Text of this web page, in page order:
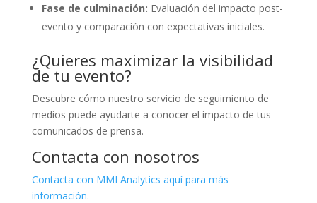
Fase de culminación: Evaluación del impacto post-
evento y comparación con expectativas iniciales.
¿Quieres maximizar la visibilidad
de tu evento?
Descubre cómo nuestro servicio de seguimiento de
medios puede ayudarte a conocer el impacto de tus
comunicados de prensa.
Contacta con nosotros
Contacta con MMI Analytics aquí para más
información.